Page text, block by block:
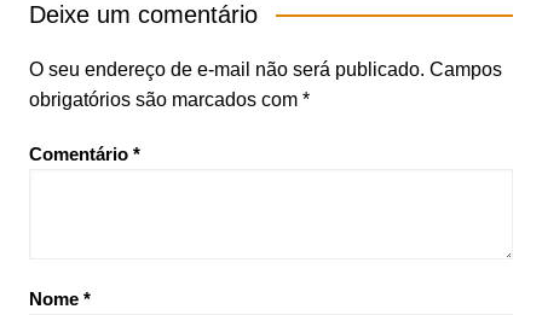
Deixe um comentário
O seu endereço de e-mail não será publicado. Campos
obrigatórios são marcados com *
Comentário *
Nome *